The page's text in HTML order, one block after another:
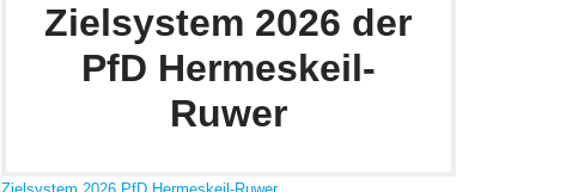
Zielsystem 2026 der
PfD Hermeskeil-
Ruwer